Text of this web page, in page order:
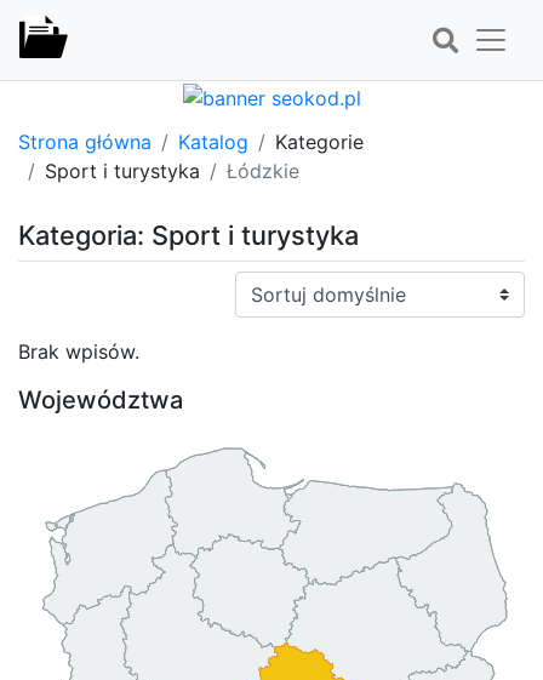
Strona główna Katalog
Kategorie
Sport i turystyka
Łódzkie
Kategoria: Sport i turystyka
Sortuj:
Brak wpisów.
Województwa